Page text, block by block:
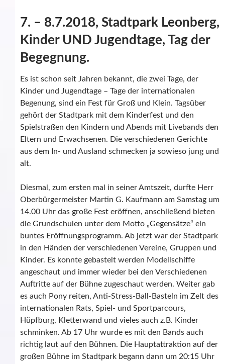
7. – 8.7.2018, Stadtpark Leonberg,
Kinder UND Jugendtage, Tag der
Begegnung.
Es ist schon seit Jahren bekannt, die zwei Tage, der
Kinder und Jugendtage – Tage der internationalen
Begenung, sind ein Fest für Groß und Klein. Tagsüber
gehört der Stadtpark mit dem Kinderfest und den
Spielstraßen den Kindern und Abends mit Livebands den
Eltern und Erwachsenen. Die verschiedenen Gerichte
aus dem In- und Ausland schmecken ja sowieso jung und
alt.
Diesmal, zum ersten mal in seiner Amtszeit, durfte Herr
Oberbürgermeister Martin G. Kaufmann am Samstag um
14.00 Uhr das große Fest eröffnen, anschließend bieten
die Grundschulen unter dem Motto „Gegensätze“ ein
buntes Eröffnungsprogramm. Ab jetzt war der Stadtpark
in den Händen der verschiedenen Vereine, Gruppen und
Kinder. Es konnte gebastelt werden Modellschiffe
angeschaut und immer wieder bei den Verschiedenen
Auftritte auf der Bühne zugeschaut werden. Weiter gab
es auch Pony reiten, Anti-Stress-Ball-Basteln im Zelt des
internationalen Rats, Spiel- und Sportparcours,
Hüpfburg, Kletterwand und vieles auch z.B. Kinder
schminken. Ab 17 Uhr wurde es mit den Bands auch
richtig laut auf den Bühnen. Die Hauptattraktion auf der
großen Bühne im Stadtpark begann dann um 20:15 Uhr